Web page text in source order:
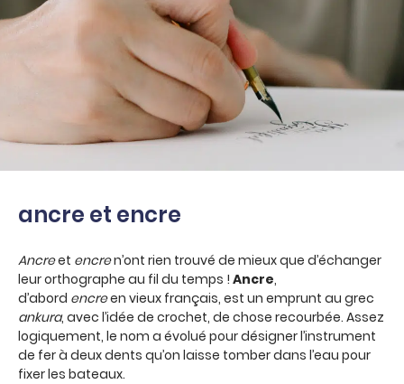
ancre et encre
Ancreet encren’ont rien trouvé de mieux que d’échanger
leur orthographe au fil du temps ! Ancre,
d’abord encreen vieux français, est un emprunt au grec
ankura, avec l’idée de crochet, de chose recourbée. Assez
logiquement, le nom a évolué pour désigner l’instrument
de fer à deux dents qu’on laisse tomber dans l’eau pour
fixer les bateaux.